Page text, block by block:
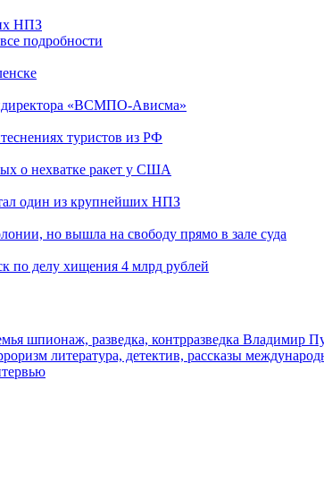
НПЗ
подробности
«ВСМПО-Ависма»
туристов из РФ
о нехватке ракет у США
один из крупнейших НПЗ
но вышла на свободу прямо в зале суда
по делу хищения 4 млрд рублей
шпионаж, разведка, контрразведка Владимир
литература, детектив, рассказы